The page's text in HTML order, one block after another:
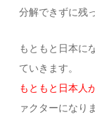
分解できずに残
もともと日本に
ていきます。
もともと日本人
ァクターになり